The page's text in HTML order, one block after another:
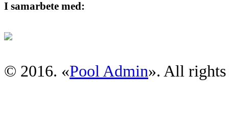
I samarbete med:
© 2016. «Pool Admin». All rights